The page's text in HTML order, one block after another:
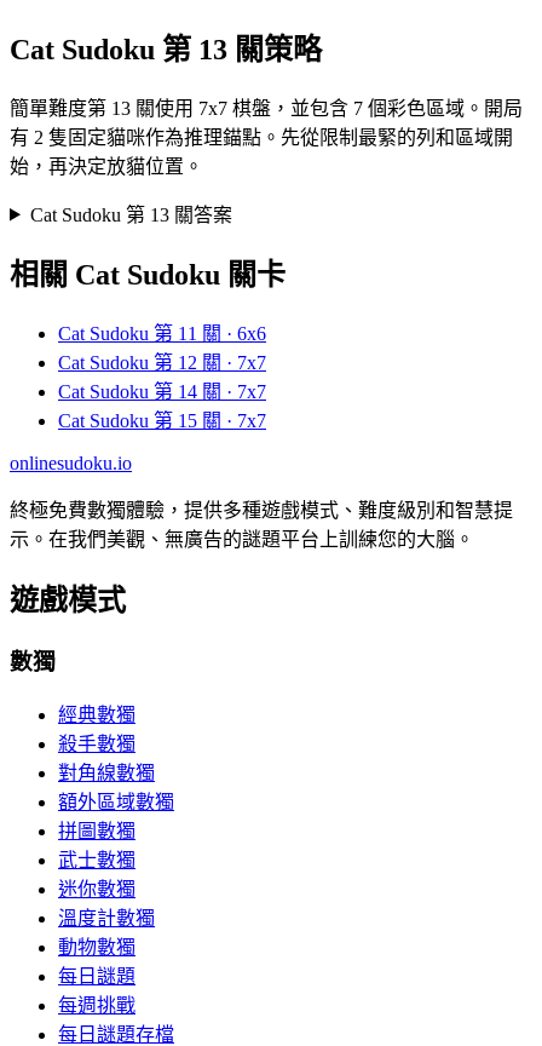
Cat Sudoku 第 13 關策略
簡單難度第 13 關使用 7x7 棋盤，並包含 7 個彩色區域。開局
有 2 隻固定貓咪作為推理錨點。先從限制最緊的列和區域開
始，再決定放貓位置。
Cat Sudoku 第 13 關答案
相關 Cat Sudoku 關卡
Cat Sudoku 第 11 關 · 6x6
Cat Sudoku 第 12 關 · 7x7
Cat Sudoku 第 14 關 · 7x7
Cat Sudoku 第 15 關 · 7x7
onlinesudoku.io
終極免費數獨體驗，提供多種遊戲模式、難度級別和智慧提
示。在我們美觀、無廣告的謎題平台上訓練您的大腦。
遊戲模式
數獨
經典數獨
殺手數獨
對角線數獨
額外區域數獨
拼圖數獨
武士數獨
迷你數獨
溫度計數獨
動物數獨
每日謎題
每週挑戰
每日謎題存檔